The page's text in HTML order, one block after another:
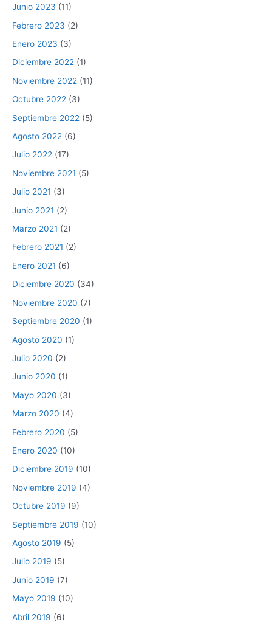
Junio 2023 (11)
Febrero 2023 (2)
Enero 2023 (3)
Diciembre 2022 (1)
Noviembre 2022 (11)
Octubre 2022 (3)
Septiembre 2022 (5)
Agosto 2022 (6)
Julio 2022 (17)
Noviembre 2021 (5)
Julio 2021 (3)
Junio 2021 (2)
Marzo 2021 (2)
Febrero 2021 (2)
Enero 2021 (6)
Diciembre 2020 (34)
Noviembre 2020 (7)
Septiembre 2020 (1)
Agosto 2020 (1)
Julio 2020 (2)
Junio 2020 (1)
Mayo 2020 (3)
Marzo 2020 (4)
Febrero 2020 (5)
Enero 2020 (10)
Diciembre 2019 (10)
Noviembre 2019 (4)
Octubre 2019 (9)
Septiembre 2019 (10)
Agosto 2019 (5)
Julio 2019 (5)
Junio 2019 (7)
Mayo 2019 (10)
Abril 2019 (6)